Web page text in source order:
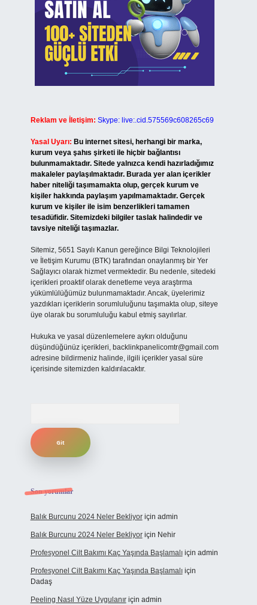
Reklam ve İletişim: Skype: live:.cid.575569c608265c69
Yasal Uyarı: Bu internet sitesi, herhangi bir marka,
kurum veya şahıs şirketi ile hiçbir bağlantısı
bulunmamaktadır. Sitede yalnızca kendi hazırladığımız
makaleler paylaşılmaktadır. Burada yer alan içerikler
haber niteliği taşımamakta olup, gerçek kurum ve
kişiler hakkında paylaşım yapılmamaktadır. Gerçek
kurum ve kişiler ile isim benzerlikleri tamamen
tesadüfidir. Sitemizdeki bilgiler taslak halindedir ve
tavsiye niteliği taşımazlar.
Sitemiz, 5651 Sayılı Kanun gereğince Bilgi Teknolojileri
ve İletişim Kurumu (BTK) tarafından onaylanmış bir Yer
Sağlayıcı olarak hizmet vermektedir. Bu nedenle, sitedeki
içerikleri proaktif olarak denetleme veya araştırma
yükümlülüğümüz bulunmamaktadır. Ancak, üyelerimiz
yazdıkları içeriklerin sorumluluğunu taşımakta olup, siteye
üye olarak bu sorumluluğu kabul etmiş sayılırlar.
Hukuka ve yasal düzenlemelere aykırı olduğunu
düşündüğünüz içerikleri, backlinkpanelicomtr@gmail.com
adresine bildirmeniz halinde, ilgili içerikler yasal süre
içerisinde sitemizden kaldırılacaktır.
Son yorumlar
Balık Burcunu 2024 Neler Bekliyoriçin admin
Balık Burcunu 2024 Neler Bekliyoriçin Nehir
Profesyonel Cilt Bakımı Kaç Yaşında Başlamalıiçin admin
Profesyonel Cilt Bakımı Kaç Yaşında Başlamalıiçin
Dadaş
Peeling Nasıl Yüze Uygulanıriçin admin